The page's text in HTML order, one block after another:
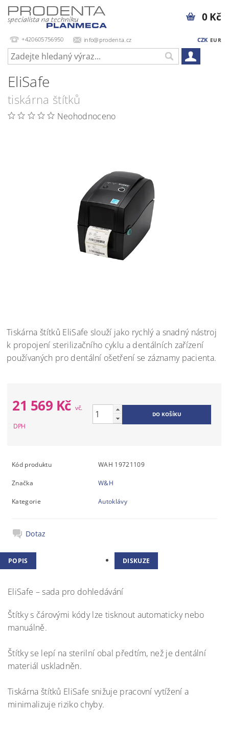
+420605756950 info@prodenta.cz CZK EUR
0 Kč
EliSafe
tiskárna štítků
Neohodnoceno
Tiskárna štítků EliSafe slouží jako rychlý a snadný nástroj
k propojení sterilizačního cyklu a dentálních zařízení
používaných pro dentální ošetření se záznamy pacienta.
21 569 Kč
Kód produktu WAH 19721109
Značka W&H
Kategorie Autoklávy
Dotaz
POPIS DISKUZE
EliSafe – sada pro dohledávání
Štítky s čárovými kódy lze tisknout automaticky nebo
manuálně.
Štítky se lepí na sterilní obal předtím, než je dentální
materiál uskladněn.
Tiskárna štítků EliSafe snižuje pracovní vytížení a
minimalizuje riziko chyby.